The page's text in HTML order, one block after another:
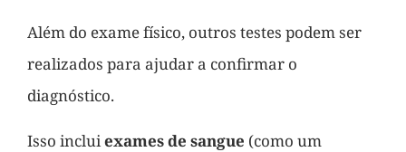
Além do exame físico, outros testes podem ser
realizados para ajudar a confirmar o
diagnóstico.
Isso incluiexames de sangue (como um